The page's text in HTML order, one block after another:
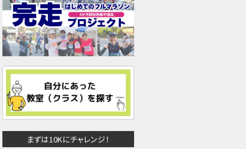
まずは10Kにチャレンジ！